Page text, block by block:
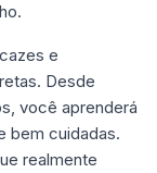
e
Desde
você aprenderá
bem cuidadas.
realmente